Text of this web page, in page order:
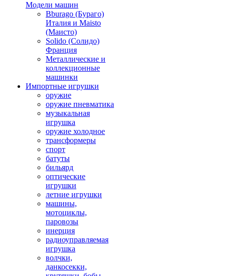
Модели машин
Bburago (Бураго)
Италия и Maisto
(Маисто)
Solido (Солидо)
Франция
Металлические и
коллекционные
машинки
Импортные игрушки
оружие
оружие пневматика
музыкальная
игрушка
оружие холодное
трансформеры
спорт
батуты
бильярд
оптические
игрушки
летние игрушки
машины,
мотоциклы,
паровозы
инерция
радиоуправляемая
игрушка
волчки,
данкосекки,